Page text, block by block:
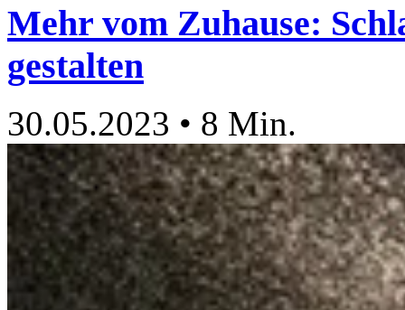
Mehr vom Zuhause:
gestalten
30.05.2023 • 8 Min.